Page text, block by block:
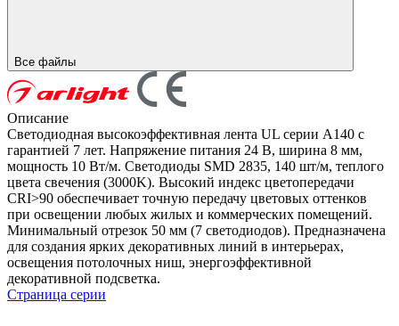
Все файлы
Описание
Светодиодная высокоэффективная лента UL серии A140 с
гарантией 7 лет. Напряжение питания 24 В, ширина 8 мм,
мощность 10 Вт/м. Светодиоды SMD 2835, 140 шт/м, теплого
цвета свечения (3000K). Высокий индекс цветопередачи
CRI>90 обеспечивает точную передачу цветовых оттенков
при освещении любых жилых и коммерческих помещений.
Минимальный отрезок 50 мм (7 светодиодов). Предназначена
для создания ярких декоративных линий в интерьерах,
освещения потолочных ниш, энергоэффективной
декоративной подсветка.
Страница серии